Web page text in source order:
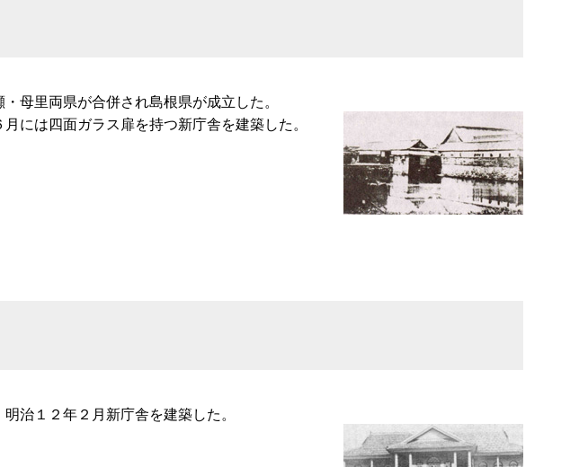
母里両県が合併され島根県が成立した。
には四面ガラス扉を持つ新庁舎を建築した。
治１２年２月新庁舎を建築した。